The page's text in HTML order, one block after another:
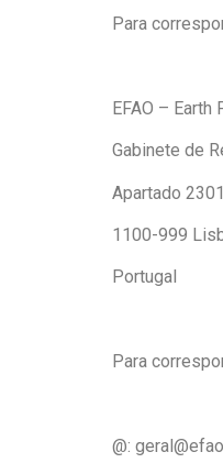
Para
EFAO – Earth
Gabinete de
Apartado
1100-999
Portugal
Para
@: